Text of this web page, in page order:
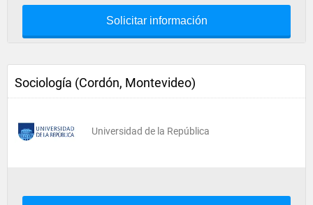
Solicitar información
Sociología (Cordón, Montevideo)
Universidad de la República